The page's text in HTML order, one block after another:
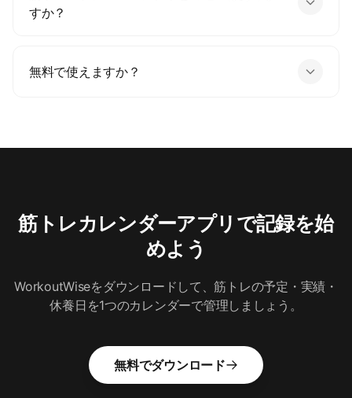
すか？
無料で使えますか？
筋トレカレンダーアプリで記録を始
めよう
WorkoutWiseをダウンロードして、筋トレの予定・実績・
休養日を1つのカレンダーで管理しましょう。
無料でダウンロード